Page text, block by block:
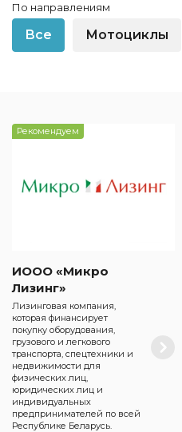
По направлениям
Все Мотоциклы
Рекомендуем
ИООО «Микро
Лизинг»
Лизинговая компания,
которая финансирует
покупку оборудования,
грузового и легкового
транспорта, спецтехники и
недвижимости для
физических лиц,
юридических лиц и
индивидуальных
предпринимателей по всей
Республике Беларусь.